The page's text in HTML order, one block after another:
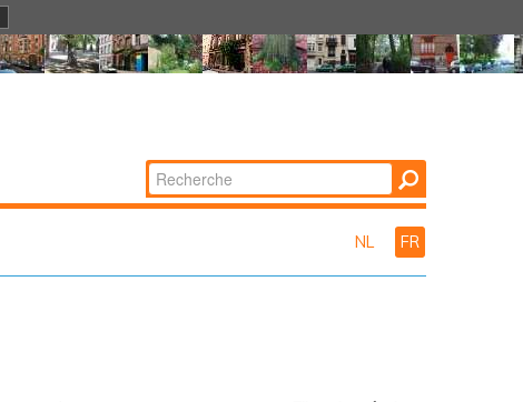
Chercher par
Recherche
NL FR